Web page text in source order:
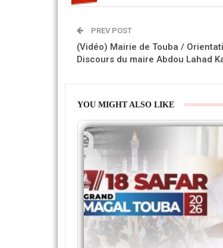
PREV POST
(Vidéo) Mairie de Touba /
Discours du maire Abdou Lahad
YOU MIGHT ALSO LIKE